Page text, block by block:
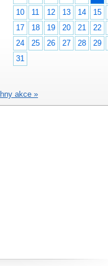
10
11 12 13 14 15
17
18 19 20 21 22
24
25 26 27 28 29
31
akce »